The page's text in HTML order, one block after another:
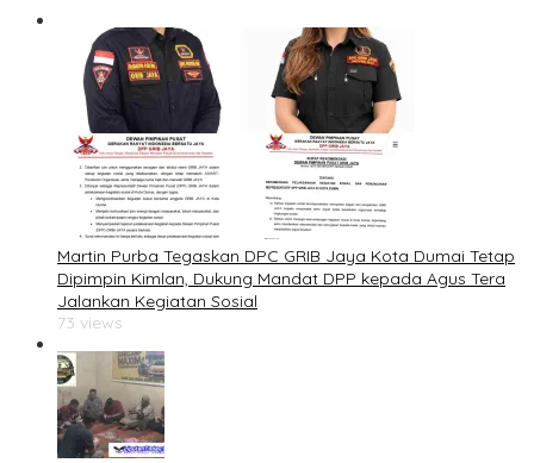
Martin Purba Tegaskan DPC GRIB Jaya Kota Dumai Tetap
Dipimpin Kimlan, Dukung Mandat DPP kepada Agus Tera
Jalankan Kegiatan Sosial
73 views